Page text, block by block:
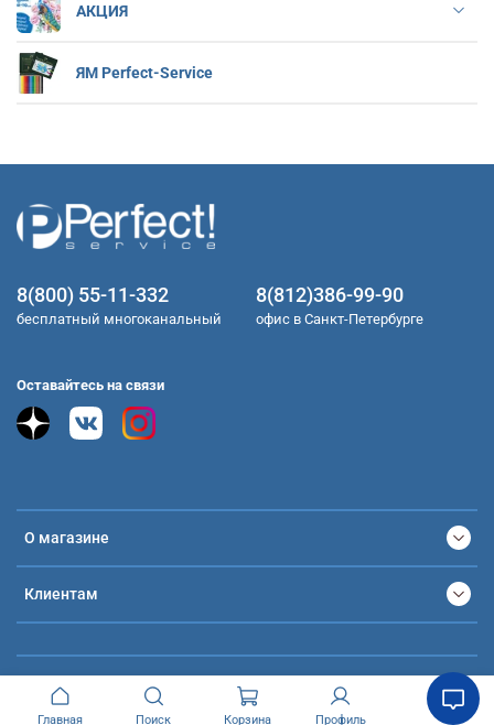
АКЦИЯ
ЯМ Perfect-Service
О магазине
Клиентам
8(800) 55-11-332
бесплатный многоканальный
8(812)386-99-90
офис в Санкт-Петербурге
Оставайтесь на связи
Главная Поиск Корзина Профиль